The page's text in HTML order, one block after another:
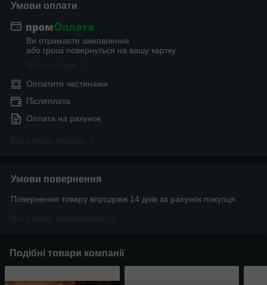
Умови оплати
Ви отримаєте замовлення
або гроші повернуться на вашу картку
Оплатити частинами
Післяплата
Оплата на рахунок
Умови повернення
Повернення товару впродовж 14 днів за рахунок покупця
Подібні товари компанії